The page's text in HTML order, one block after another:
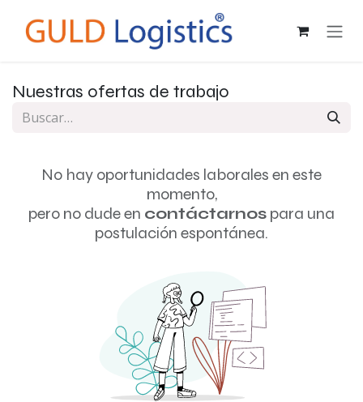
Nuestras ofertas de trabajo
No hay oportunidades laborales en este
momento,
pero no dude en contáctarnos para una
postulación espontánea.